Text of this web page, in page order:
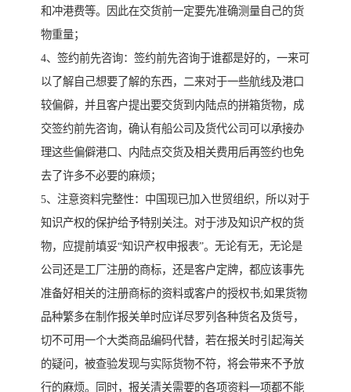
和冲港费等。因此在交货前一定要先准确测量自己的货
物重量；
4、签约前先咨询：签约前先咨询于谁都是好的，一来可
以了解自己想要了解的东西，二来对于一些航线及港口
较偏僻，并且客户提出要交货到内陆点的拼箱货物，成
交签约前先咨询，确认有船公司及货代公司可以承接办
理这些偏僻港口、内陆点交货及相关费用后再签约也免
去了许多不必要的麻烦；
5、注意资料完整性：中国现已加入世贸组织，所以对于
知识产权的保护给予特别关注。对于涉及知识产权的货
物，应提前填妥“知识产权申报表”。无论有无，无论是
公司还是工厂注册的商标，还是客户定牌，都应该事先
准备好相关的注册商标的资料或客户的授权书;如果货物
品种繁多在制作报关单时应详尽罗列各种货名及货号，
切不可用一个大类商品编码代替，若在报关时引起海关
的疑问，被查验发现与实际货物不符，将会带来不予放
行的麻烦。同时，报关清关需要的各项资料一项都不能